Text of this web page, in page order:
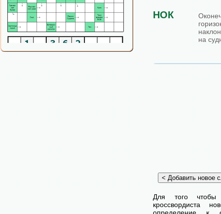
НОК
на
Для того чтобы
кроссвордиста
определение к